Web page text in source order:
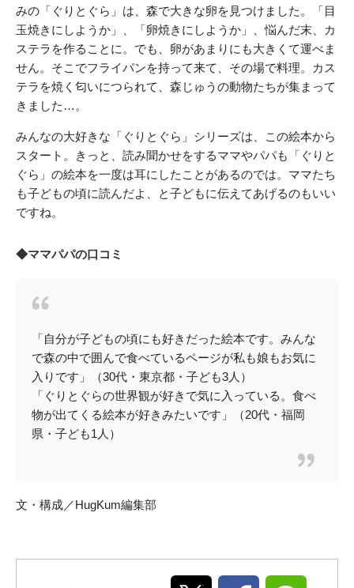
みの「ぐりとぐら」は、森で大きな卵を見つけました。「目
玉焼きにしようか」、「卵焼きにしようか」、悩んだ末、カ
ステラを作ることに。でも、卵があまりにも大きくて運べま
せん。そこでフライパンを持って来て、その場で料理。カス
テラを焼く匂いにつられて、森じゅうの動物たちが集まって
きました…。
みんなの大好きな「ぐりとぐら」シリーズは、この絵本から
スタート。きっと、読み聞かせをするママやパパも「ぐりと
ぐら」の絵本を一度は耳にしたことがあるのでは。ママたち
も子どもの頃に読んだよ、と子どもに伝えてあげるのもいい
ですね。
◆ママパパの口コミ
「自分が子どもの頃にも好きだった絵本です。みんな
で森の中で囲んで食べているページが私も娘もお気に
入りです」（30代・東京都・子ども3人）
「ぐりとぐらの世界観が好きで気に入っている。食べ
物が出てくる絵本が好きみたいです」（20代・福岡
県・子ども1人）
文・構成／HugKum編集部